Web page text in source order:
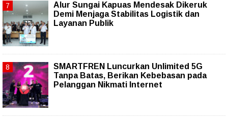
Alur Sungai Kapuas Mendesak Dikeruk
Demi Menjaga Stabilitas Logistik dan
Layanan Publik
SMARTFREN Luncurkan Unlimited 5G
Tanpa Batas, Berikan Kebebasan pada
Pelanggan Nikmati Internet